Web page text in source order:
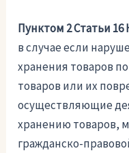
Пунктом 2 Статьи
в случае если
хранения товаров
товаров или их
осуществляющие
хранению товаров,
гражданско-